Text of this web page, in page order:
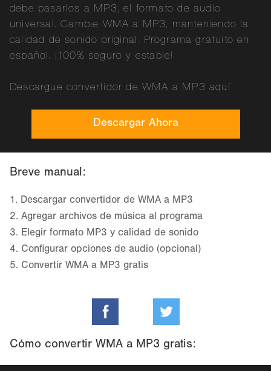
debe pasarlos a MP3, el formato de audio
universal. Cambie WMA a MP3, manteniendo la
calidad de sonido original. Programa gratuito en
español. ¡100% seguro y estable!
Descargue convertidor de WMA a MP3 aquí
Descargar Ahora
Breve manual:
1. Descargar convertidor de WMA a MP3
2. Agregar archivos de música al programa
3. Elegir formato MP3 y calidad de sonido
4. Configurar opciones de audio (opcional)
5. Convertir WMA a MP3 gratis
Cómo convertir WMA a MP3 gratis: